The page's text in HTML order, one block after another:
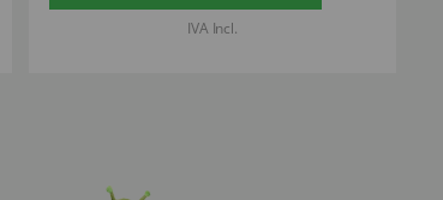
IVA Incl.